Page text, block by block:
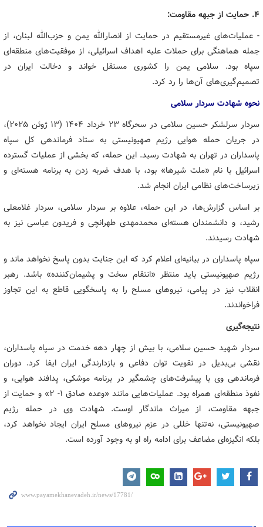
۴. حمایت از جبهه مقاومت:
- عملیات‌های غیرمستقیم در حمایت از انصارالله یمن و حزب‌الله لبنان، از
جمله هماهنگی برای حملات علیه اهداف اسرائیلی، از موفقیت‌های منطقه‌ای
سپاه بود. سلامی یمن را کشوری مستقل خواند و دخالت ایران در
تصمیم‌گیری‌های آن‌ها را رد کرد.
نحوه شهادت سردار سلامی
سردار سرلشکر حسین سلامی در سحرگاه ۲۳ خرداد
(۱۳ ژوئن ۲۰۲۵)،
در جریان حمله هوایی رژیم صهیونیستی به ستاد فرماندهی کل سپاه
پاسداران در تهران به شهادت رسید. این حمله، که بخشی از عملیات گسترده
اسرائیل با نام «ملت شیرها» بود، با هدف ضربه زدن به برنامه هسته‌ای و
زیرساخت‌های نظامی ایران انجام شد.
بر اساس گزارش‌ها، در این حمله، علاوه بر سردار سلامی، سردار غلامعلی
رشید، و دانشمندان هسته‌ای محمدمهدی طهرانچی و فریدون عباسی نیز به
شهادت رسیدند.
سپاه پاسداران در بیانیه‌ای اعلام کرد که این جنایت بدون پاسخ نخواهد ماند و
رژیم صهیونیستی باید منتظر «انتقام سخت و پشیمان‌کننده» باشد. رهبر
انقلاب نیز در پیامی، نیروهای مسلح را به پاسخگویی قاطع به این تجاوز
فراخواندند.
نتیجه‌گیری
سردار شهید حسین سلامی، با بیش از چهار دهه خدمت در سپاه پاسداران،
نقشی بی‌بدیل در تقویت توان دفاعی و بازدارندگی ایران ایفا کرد. دوران
فرماندهی وی با پیشرفت‌های چشمگیر در برنامه موشکی، پدافند هوایی، و
نفوذ منطقه‌ای همراه بود. عملیات‌هایی مانند «وعده صادق ۱- ۲» و حمایت از
جبهه مقاومت، از میراث ماندگار اوست. شهادت وی در حمله رژیم
صهیونیستی، نه‌تنها خللی در عزم نیروهای مسلح ایران ایجاد نخواهد کرد،
بلکه انگیزه‌ای مضاعف برای ادامه راه او به وجود آورده است.